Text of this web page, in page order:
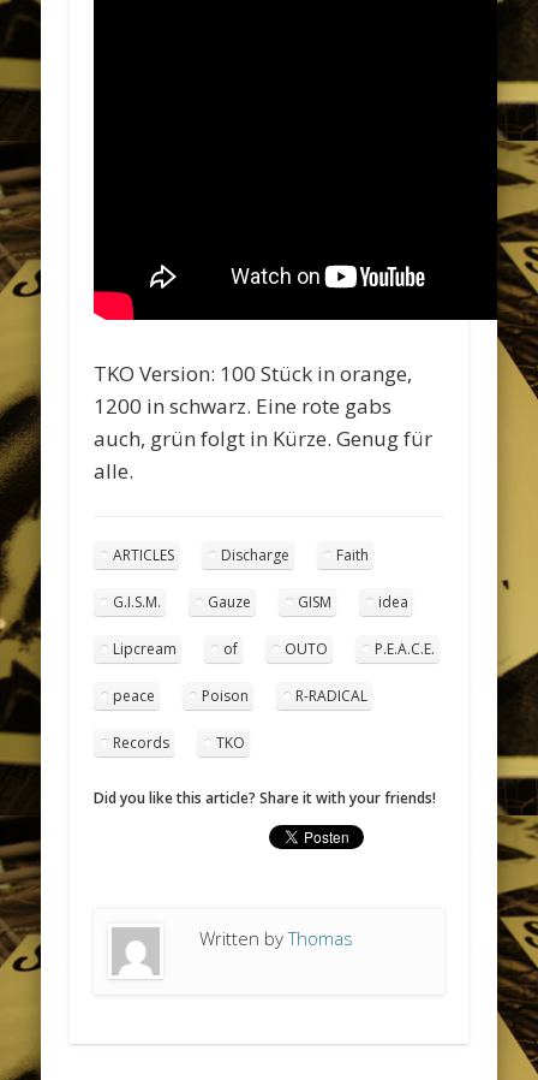
TKO Version: 100 Stück in orange,
1200 in schwarz. Eine rote gabs
auch, grün folgt in Kürze. Genug für
alle.
ARTICLES Discharge Faith
G.I.S.M. Gauze GISM idea
Lipcream of OUTO P.E.A.C.E.
peace Poison R-RADICAL
Records TKO
Did you like this article? Share it with your friends!
Written byThomas